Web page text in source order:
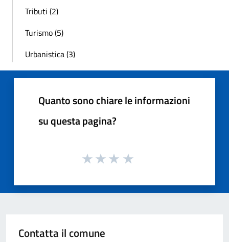
Tributi (2)
Turismo (5)
Urbanistica (3)
Quanto sono chiare le informazioni
su questa pagina?
Contatta il comune